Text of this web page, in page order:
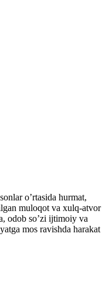
o’rtasida hurmat,
muloqot va xulq-atvor
odob so’zi ijtimoiy va
mos ravishda harakat